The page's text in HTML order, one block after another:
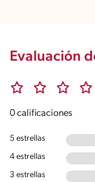
Evaluación
0 calificaciones
5 estrellas
4 estrellas
3 estrellas